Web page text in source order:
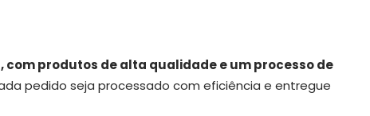
produtos de alta qualidade e um processo de
pedido seja processado com eficiência e entregue